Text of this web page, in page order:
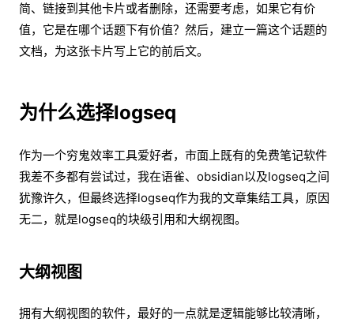
简、链接到其他卡片或者删除，还需要考虑，如果它有价
值，它是在哪个话题下有价值？然后，建立一篇这个话题的
文档，为这张卡片写上它的前后文。
为什么选择logseq
作为一个穷鬼效率工具爱好者，市面上既有的免费笔记软件
我差不多都有尝试过，我在语雀、obsidian以及logseq之间
犹豫许久，但最终选择logseq作为我的文章集结工具，原因
无二，就是logseq的块级引用和大纲视图。
大纲视图
拥有大纲视图的软件，最好的一点就是逻辑能够比较清晰，